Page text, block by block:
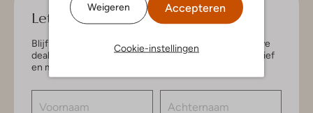
Weigeren Accepteren
Cookie-instellingen
Let's keep in touch!
Blijf op de hoogte van de nieuwste items en exclusieve
deals, speciaal voor jou. Schrijf je in voor de nieuwsbrief
en maak kans op € 150,- shoptegoed.